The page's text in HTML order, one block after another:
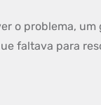
o problema,
faltava para